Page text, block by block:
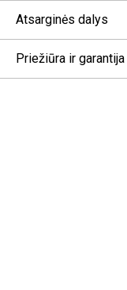
Atsarginės dalys
Priežiūra ir garantija